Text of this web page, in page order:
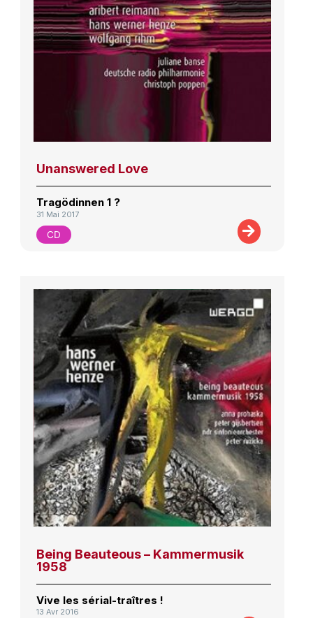
Unanswered Love
Tragödinnen 1 ?
31 Mai 2017
CD
Being Beauteous – Kammermusik
1958
Vive les sérial-traîtres !
13 Avr 2016